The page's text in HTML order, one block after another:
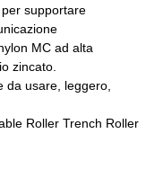
supportare
MC ad alta
zincato.
da usare, leggero,